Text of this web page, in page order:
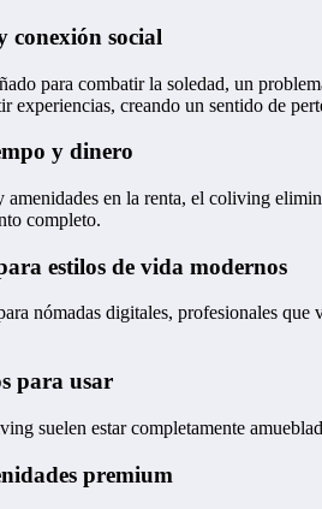
conexión social
para combatir la soledad, un
experiencias, creando un sentido de
y dinero
en la renta, el coliving
completo.
estilos de vida modernos
nómadas digitales, profesionales
para usar
suelen estar completamente
premium